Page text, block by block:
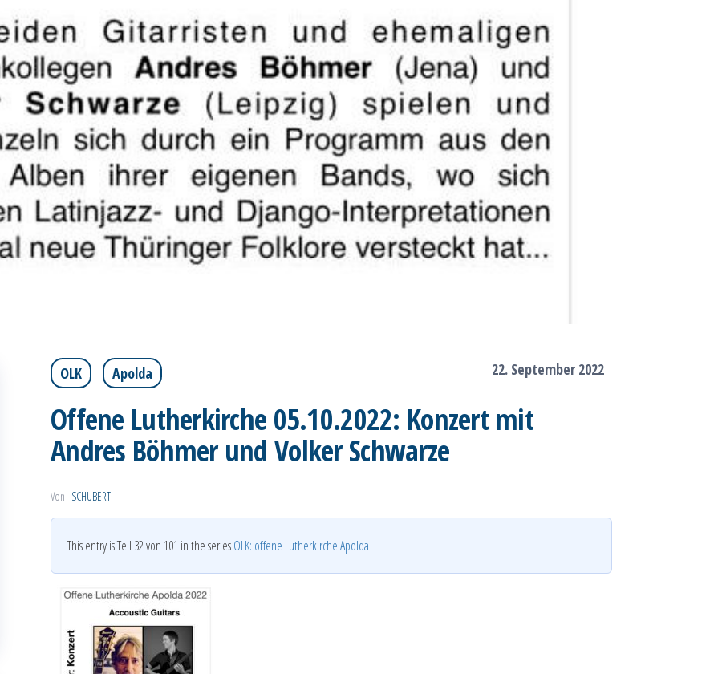
OLK Apolda 22. September 2022
Offene Lutherkirche 05.10.2022: Konzert mit
Andres Böhmer und Volker Schwarze
Von SCHUBERT
This entry is Teil 32 von 101 in the seriesOLK: offene Lutherkirche Apolda